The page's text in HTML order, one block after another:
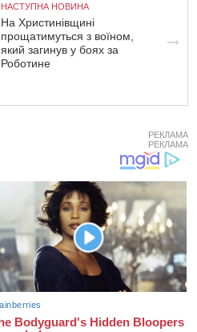
НАСТУПНА НОВИНА
На Христинівщині
прощатимуться з воїном,
який загинув у боях за
Роботине
РЕКЛАМА
РЕКЛАМА